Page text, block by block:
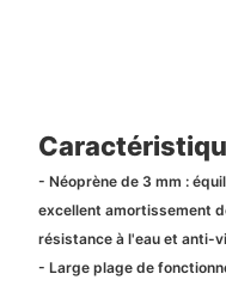
- Néoprène de 3 mm :
excellent amortissement
résistance à l'eau et anti-
- Large plage de